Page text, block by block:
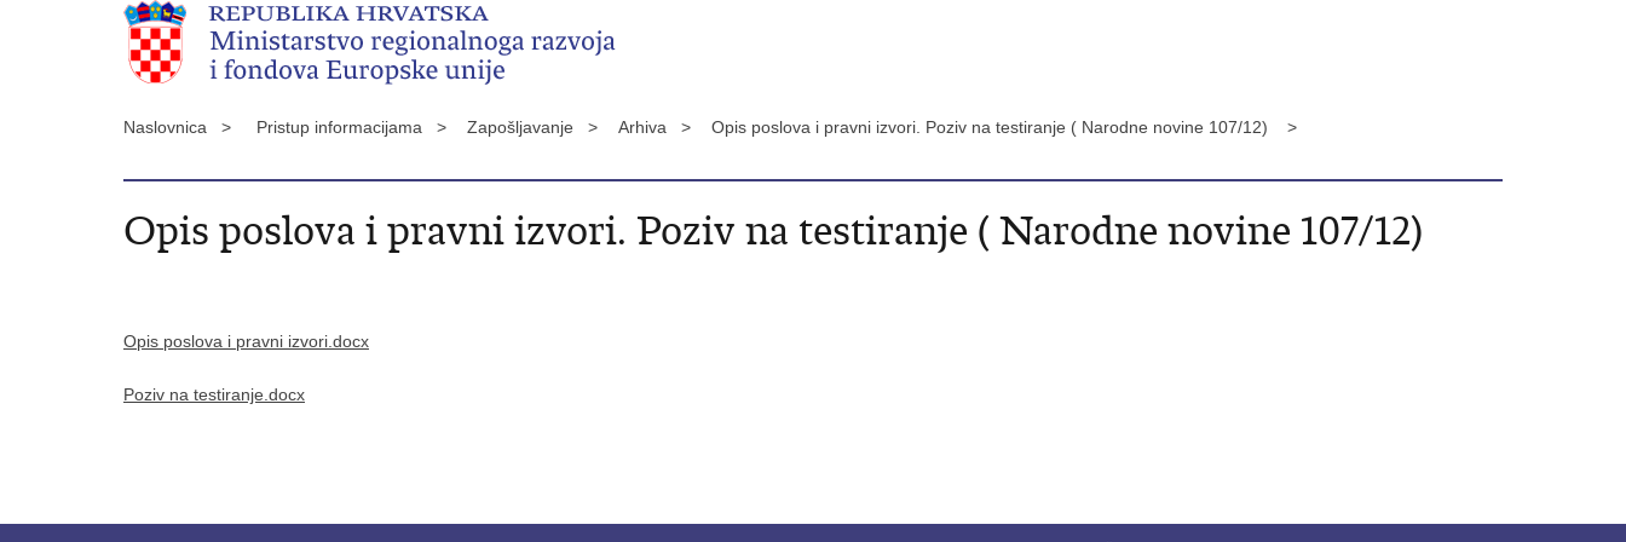
Naslovnica > Pristup informacijama > Zapošljavanje > Arhiva > Opis poslova i pravni izvori. Poziv na testiranje ( Narodne novine 107/12) >
Opis poslova i pravni izvori. Poziv na testiranje ( Narodne novine 107/12)
Opis poslova i pravni izvori.docx
Poziv na testiranje.docx